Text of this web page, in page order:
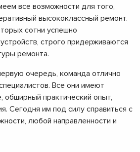
все возможности для того,
высококлассный ремонт.
сотни успешно
строго придерживаются
ремонта.
очередь, команда отлично
Все они имеют
обширный практический опыт,
Сегодня им под силу справиться с
любой направленности и